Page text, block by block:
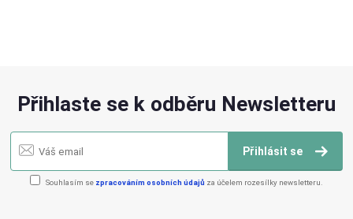
Přihlaste se k odběru Newsletteru
Přihlásit se
Souhlasím se zpracováním osobních údajů za účelem rozesílky newsletteru.